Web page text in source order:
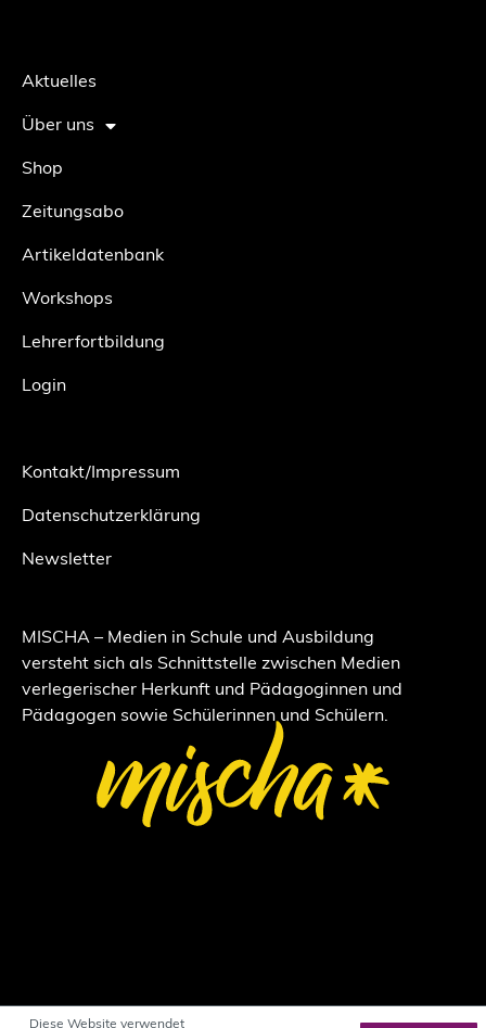
Aktuelles
Über uns
Shop
Zeitungsabo
Artikeldatenbank
Workshops
Lehrerfortbildung
Login
Kontakt/Impressum
Datenschutzerklärung
Newsletter
MISCHA – Medien in Schule und Ausbildung
versteht sich als Schnittstelle zwischen Medien
verlegerischer Herkunft und Pädagoginnen und
Pädagogen sowie Schülerinnen und Schülern.
Diese Website verwendet